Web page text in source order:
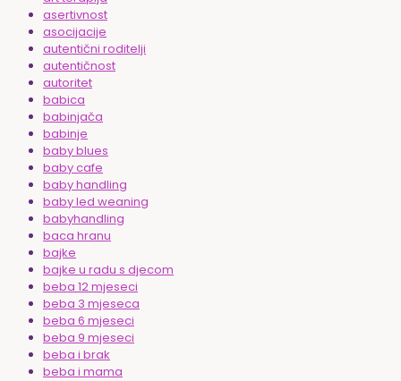
asertivnost
asocijacije
autentični roditelji
autentičnost
autoritet
babica
babinjača
babinje
baby blues
baby cafe
baby handling
baby led weaning
babyhandling
baca hranu
bajke
bajke u radu s djecom
beba 12 mjeseci
beba 3 mjeseca
beba 6 mjeseci
beba 9 mjeseci
beba i brak
beba i mama